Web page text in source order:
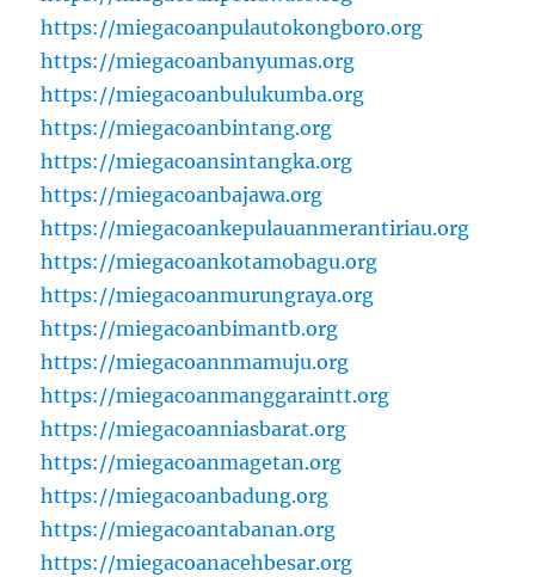
https://miegacoanpulautokongboro.org
https://miegacoanbanyumas.org
https://miegacoanbulukumba.org
https://miegacoanbintang.org
https://miegacoansintangka.org
https://miegacoanbajawa.org
https://miegacoankepulauanmerantiriau.org
https://miegacoankotamobagu.org
https://miegacoanmurungraya.org
https://miegacoanbimantb.org
https://miegacoannmamuju.org
https://miegacoanmanggaraintt.org
https://miegacoanniasbarat.org
https://miegacoanmagetan.org
https://miegacoanbadung.org
https://miegacoantabanan.org
https://miegacoanacehbesar.org